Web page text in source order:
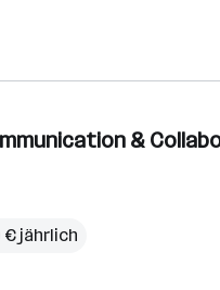
&
€ jährlich